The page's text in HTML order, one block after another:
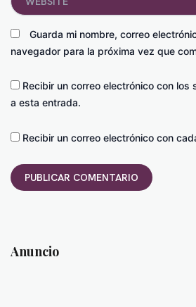
Guarda mi nombre, correo
navegador para la próxima vez que
Recibir un correo electrónico con los
a esta entrada.
Recibir un correo electrónico con
Anuncio